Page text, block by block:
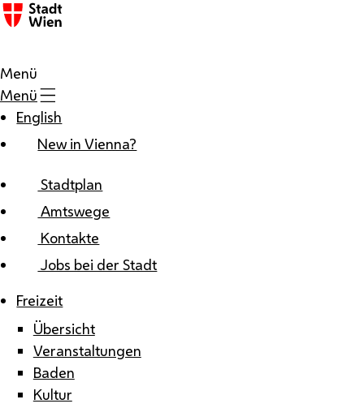
Zum Inhalt
Menü
Menü
English
New in Vienna?
Stadtplan
Amtswege
Kontakte
Jobs bei der Stadt
Freizeit
Übersicht
Veranstaltungen
Baden
Kultur